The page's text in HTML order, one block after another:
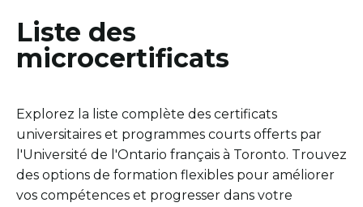
Liste des
microcertificats
Explorez la liste complète des certificats
universitaires et programmes courts offerts par
l'Université de l'Ontario français à Toronto. Trouvez
des options de formation flexibles pour améliorer
vos compétences et progresser dans votre